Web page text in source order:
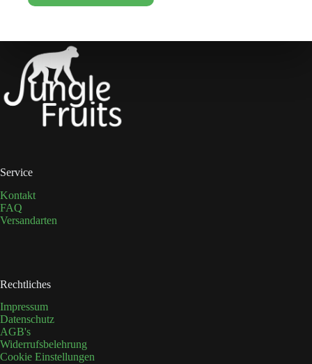
Service
Kontakt
FAQ
Versandarten
Rechtliches
Impressum
Datenschutz
AGB's
Widerrufsbelehrung
Cookie Einstellungen